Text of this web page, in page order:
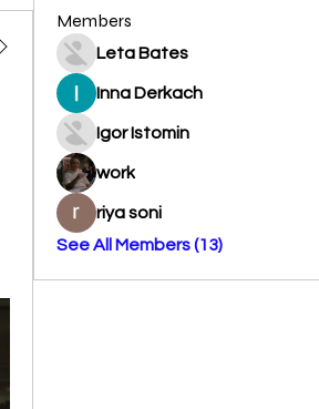
Members
Leta Bates
Inna Derkach
Igor Istomin
work
riya soni
See All Members (13)